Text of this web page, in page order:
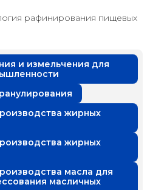
рафинирования пищевых
и измельчения для
жирных
жирных
масла для
масличных